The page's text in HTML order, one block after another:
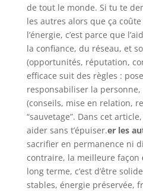
de tout le monde. Si tu te
les autres alors que ça
l’énergie, c’est parce que
la confiance, du réseau, et
(opportunités, réputation,
efficace suit des règles :
responsabiliser la
(conseils, mise en relation,
“sauvetage”. Dans cet
aider sans t’épuiser.er les
sacrifier en permanence ni
contraire, la meilleure façon
long terme, c’est d’être
stables, énergie préservée,